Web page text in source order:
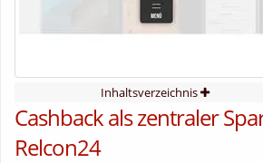
Inhaltsverzeichnis
Cashback als zentraler
Relcon24